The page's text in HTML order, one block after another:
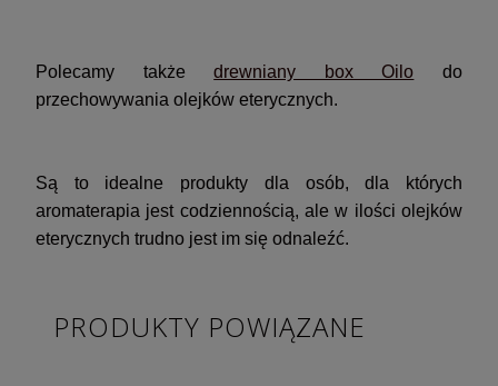
Polecamy takżedrewniany box Oilo do
przechowywania olejków eterycznych.
Są to idealne produkty dla osób, dla których
aromaterapia jest codziennością, ale w ilości olejków
eterycznych trudno jest im się odnaleźć.
PRODUKTY POWIĄZANE